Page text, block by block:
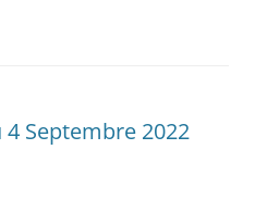
Septembre 2022